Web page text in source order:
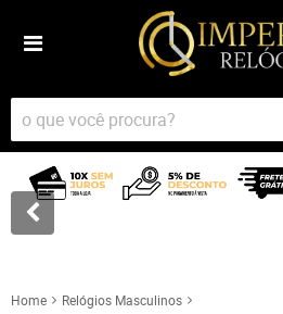
Home
Relógios Masculinos